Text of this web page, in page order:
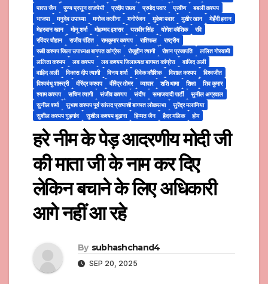
पारस जैन
पुण्य प्रसून वाजपेयी प्रदीप राघव प्रमोद पवार प्रवीण
बबली कश्यप
भाजपा
मनुदेव उपाध्या मनोज कलीना मनोरंजन मुकेश पवार मुशीर खान
मेहँदी हसन
मेहरबान खान
मोनू शर्मा मोहम्मद इशरार यशवीर सिंह योगेश कौशिक
रवि
रविंदर चौहान
राजीव पंडित रामकुमार कश्यप राशिफल
राष्ट्रीय
रूबी कश्यप जिला उपाध्यक्ष बागपत कांग्रेस
रोजुद्दीन त्यागी रोशन प्रजापति
ललित गोस्वामी
ललिता कश्यप
लव कश्यप लव कश्यप जिलाध्यक्ष बागपत कांग्रेस
वाजिद अली
वाहिद अली
विकास दीप त्यागी विनय शर्मा विवेक कौशिक विशाल कश्यप
विश्वजीत
विश्वबंधु शास्त्री
वीरेंद्र कश्यप वीरेंद्र तोमर व्यापार शशि धामा शिक्षा
शिव कुमार
श्याम कश्यप
सचिन त्यागी संजीव कश्यप संदीप समाजवादी पार्टी
सुनील अग्रवाल
सुनील शर्मा
सुभाष कश्यप पूर्व सांसद प्रत्याशी बागपत लोकसभा
सुरेंद्र मलानिया
सुशील कश्यप गुड़गांव
सुशील कश्यप बुढ़ाना हिम्मत जैन हैदर मलिक होम
हरे नीम के पेड़ आदरणीय मोदी जी
की माता जी के नाम कर दिए
लेकिन बचाने के लिए अधिकारी
आगे नहीं आ रहे
By subhashchand4
SEP 20, 2025